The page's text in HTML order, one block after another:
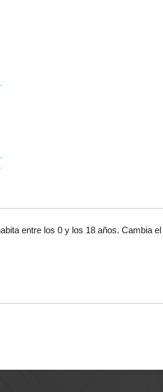
entre los 0 y los 18 años. Cambia el